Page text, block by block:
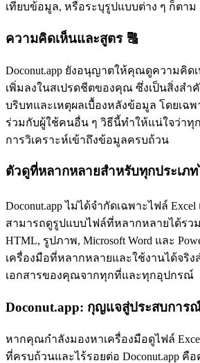
เทียบข้อมูล, หรือระบุรูปแบบต่าง ๆ ก็ตาม
ความคิดเห็นและสูตร 🔠
Doconut.app ยังอนุญาตให้คุณดูความคิ
เพิ่มลงในสเปรดชีตของคุณ ซึ่งเป็นสิ่งสำ
บริบทและเหตุผลเบื้องหลังข้อมูล โดยเฉพ
ร่วมกับผู้ใช้คนอื่น ๆ วิธีนี้ทำให้แน่ใจว่า
การวิเคราะห์เข้าถึงข้อมูลครบถ้วน
ตัวดูที่หลากหลายสำหรับทุกประเภท
Doconut.app ไม่ได้จำกัดเฉพาะไฟล์
สามารถดูรูปแบบไฟล์ที่หลากหลายได้รวม
HTML, รูปภาพ, Microsoft Word และ
เครื่องมือที่หลากหลายและใช้งานได้จริง
เอกสารของคุณจากทุกที่และทุกอุปกรณ์
Doconut.app: กุญแจสู่ประสบการ
หากคุณกำลังมองหาเครื่องมือดูไฟล์
ที่ครบถ้วนและไร้รอยต่อ Doconut.app